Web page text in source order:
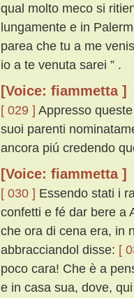
qual molto meco si
lungamente e in
parea che tu a me
io a te venuta sarei ” .
[Voice: fiammetta ]
[ 029 ] Appresso
suoi parenti
ancora piú credendo
[Voice: fiammetta ]
[ 030 ] Essendo stati i
confetti e fé dar bere a
che ora di cena era, in
abbracciandol disse: [
poco cara! Che è a
e in casa sua, dove,